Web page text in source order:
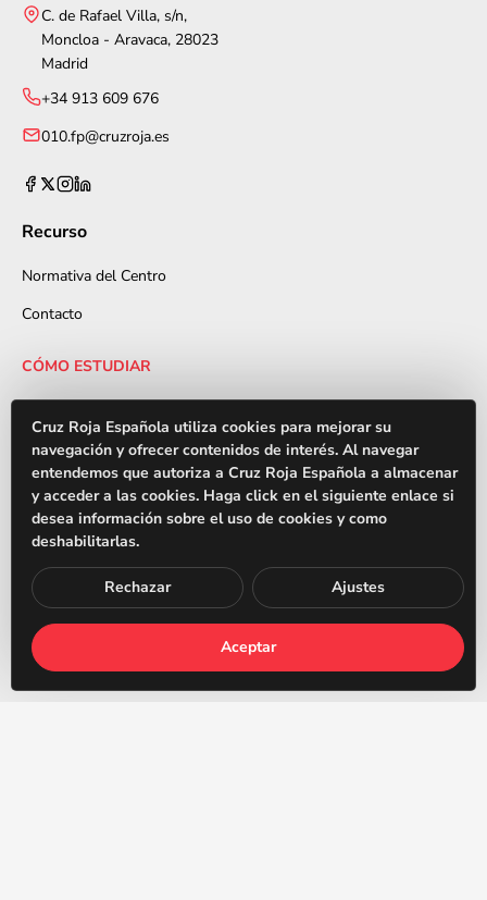
C. de Rafael Villa, s/n,
Moncloa - Aravaca, 28023
Madrid
+34 913 609 676
010.fp@cruzroja.es
Recurso
Normativa del Centro
Contacto
CÓMO ESTUDIAR
Modalidades
FP Presencial en Madrid
FP Online / a distancia
FP Dual Intensivo
Acceso
Jornada de Puertas Abiertas
Horarios y Turnos
Cruz Roja Española utiliza cookies para mejorar su
navegación y ofrecer contenidos de interés. Al navegar
entendemos que autoriza a Cruz Roja Española a almacenar
y acceder a las cookies. Haga click en el siguiente enlace si
desea información sobre el uso de cookies y como
deshabilitarlas.
Aceptar
Rechazar Ajustes